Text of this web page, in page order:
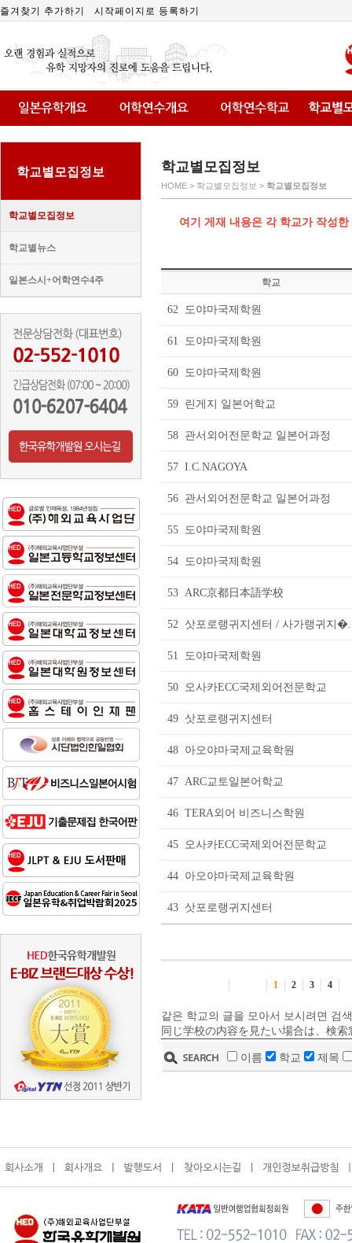
즐겨찾기 추가하기 시작페이지로 등록하기
학교별모집정보
학교별모집정보
학교별뉴스
일본스시+어학연수4주
학교별모집정보
HOME > 학교별모집정보 > 학교별모집정보
여기 게재 내용은 각 학교가 작성
학교
62 도야마국제학원
61 도야마국제학원
60 도야마국제학원
59 린게지 일본어학교
58 관서외어전문학교 일본어과정
57 I.C.NAGOYA
56 관서외어전문학교 일본어과정
55 도야마국제학원
54 도야마국제학원
53 ARC京都日本語学校
52 삿포로랭귀지센터 / 사가랭귀지
51 도야마국제학원
50 오사카ECC국제외어전문학교
49 삿포로랭귀지센터
48 아오야마국제교육학원
47 ARC교토일본어학교
46 TERA외어 비즈니스학원
45 오사카ECC국제외어전문학교
44 아오야마국제교육학원
43 삿포로랭귀지센터
1 2 3 4
같은 학교의 글을 모아서 보시려면 검
同じ学校の内容を見たい場合は、検
이름 학교 제목